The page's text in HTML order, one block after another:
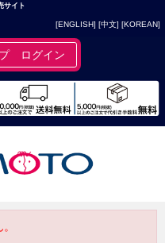
サイト
[ENGLISH] [中文] [KOREAN]
ログイン